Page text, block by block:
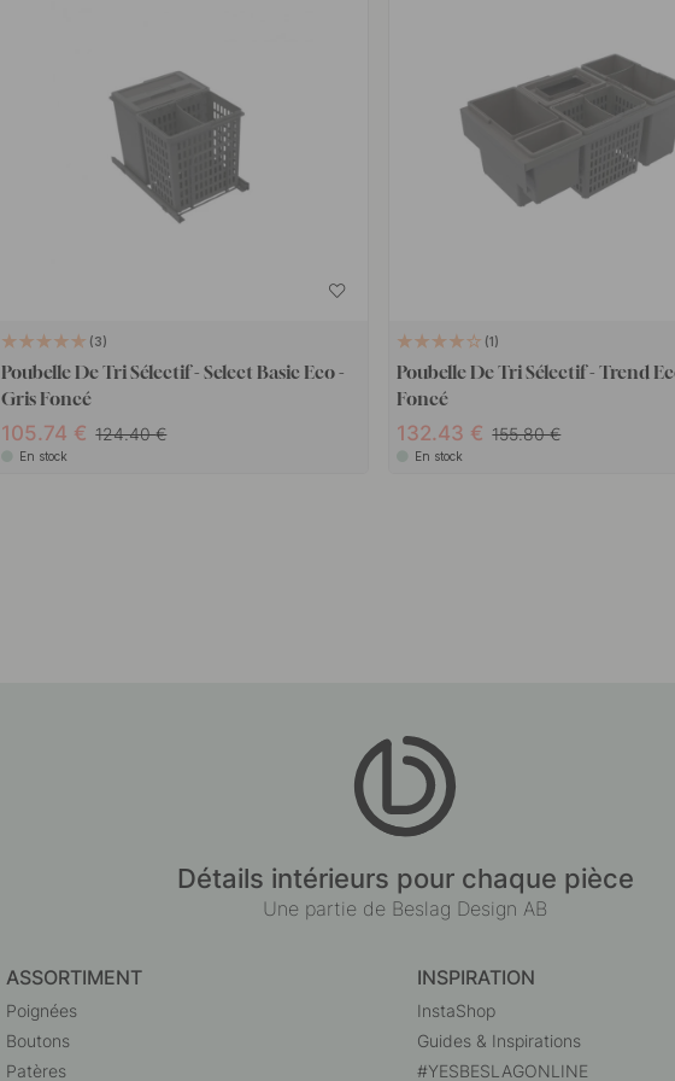
3
Poubelle De Tri Sélectif - Select Basic Eco -
Gris Foncé
105.74 124.40
En stock
1
Poubelle De Tri Sélectif - Trend
Foncé
132.43 155.80
En stock
Détails intérieurs pour chaque pièce
Une partie de Beslag Design AB
ASSORTIMENT
Poignées
Boutons
Patères
INSPIRATION
InstaShop
Guides & Inspirations
#YESBESLAGONLINE